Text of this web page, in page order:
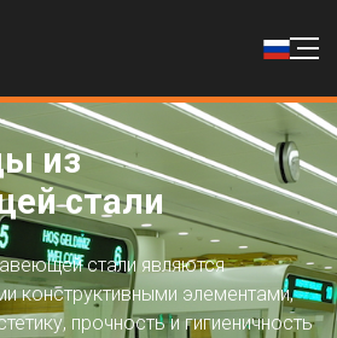
из
стали
стали являются
конструктивными элементами,
прочность и гигиеничность